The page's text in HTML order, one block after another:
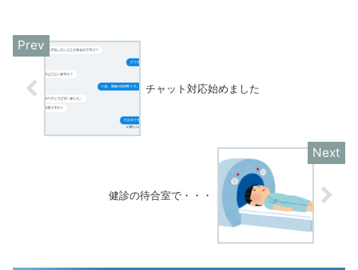
チャット対応始めました
健診の待合室で・・・